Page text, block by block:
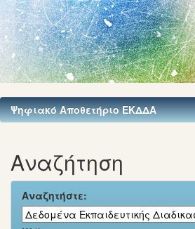
Ψηφιακό Αποθετήριο ΕΚΔΔΑ
Αναζήτηση
Αναζητήστε: